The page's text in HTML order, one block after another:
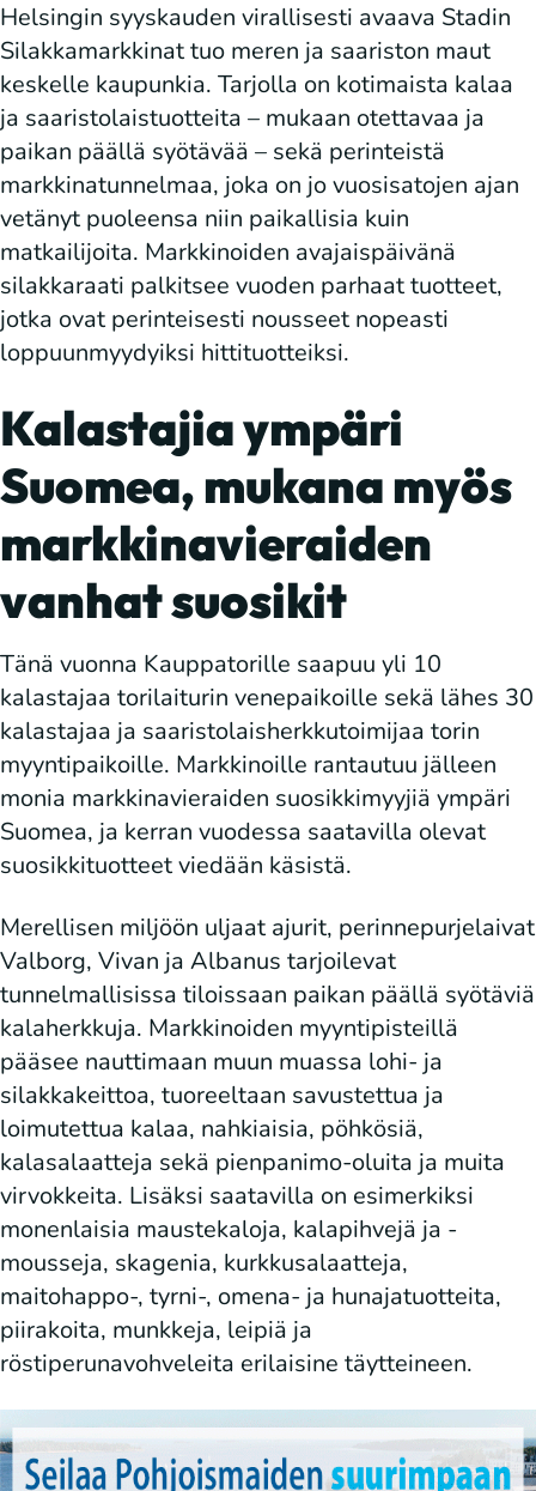
Helsingin syyskauden virallisesti avaava Stadin
Silakkamarkkinat tuo meren ja saariston maut
keskelle kaupunkia. Tarjolla on kotimaista kalaa
ja saaristolaistuotteita – mukaan otettavaa ja
paikan päällä syötävää – sekä perinteistä
markkinatunnelmaa, joka on jo vuosisatojen ajan
vetänyt puoleensa niin paikallisia kuin
matkailijoita. Markkinoiden avajaispäivänä
silakkaraati palkitsee vuoden parhaat tuotteet,
jotka ovat perinteisesti nousseet nopeasti
loppuunmyydyiksi hittituotteiksi.
Kalastajia ympäri
Suomea, mukana myös
markkinavieraiden
vanhat suosikit
Tänä vuonna Kauppatorille saapuu yli 10
kalastajaa torilaiturin venepaikoille sekä lähes 30
kalastajaa ja saaristolaisherkkutoimijaa torin
myyntipaikoille. Markkinoille rantautuu jälleen
monia markkinavieraiden suosikkimyyjiä ympäri
Suomea, ja kerran vuodessa saatavilla olevat
suosikkituotteet viedään käsistä.
Merellisen miljöön uljaat ajurit, perinnepurjelaivat
Valborg, Vivan ja Albanus tarjoilevat
tunnelmallisissa tiloissaan paikan päällä syötäviä
kalaherkkuja. Markkinoiden myyntipisteillä
pääsee nauttimaan muun muassa lohi- ja
silakkakeittoa, tuoreeltaan savustettua ja
loimutettua kalaa, nahkiaisia, pöhkösiä,
kalasalaatteja sekä pienpanimo-oluita ja muita
virvokkeita. Lisäksi saatavilla on esimerkiksi
monenlaisia maustekaloja, kalapihvejä ja -
mousseja, skagenia, kurkkusalaatteja,
maitohappo-, tyrni-, omena- ja hunajatuotteita,
piirakoita, munkkeja, leipiä ja
röstiperunavohveleita erilaisine täytteineen.